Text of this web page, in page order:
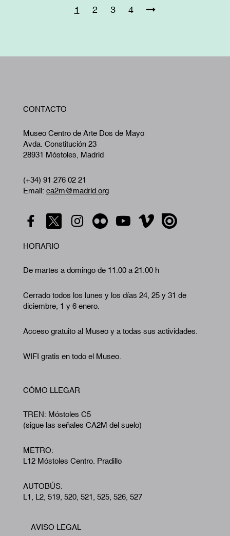
PÁGINA
1 PÁGINA
2 PÁGINA
3 PÁGINA
4
CONTACTO
Museo Centro de Arte Dos de Mayo
Avda. Constitución 23
28931 Móstoles, Madrid
(+34) 91 276 02 21
Email: ca2m@madrid.org
HORARIO
De martes a domingo de 11:00 a 21:00 h
Cerrado todos los lunes y los días 24, 25 y 31 de
diciembre, 1 y 6 enero.
Acceso gratuito al Museo y a todas sus actividades.
WIFI gratis en todo el Museo.
CÓMO LLEGAR
TREN: Móstoles C5
(sigue las señales CA2M del suelo)
METRO:
L12 Móstoles Centro. Pradillo
AUTOBÚS:
L1, L2, 519, 520, 521, 525, 526, 527
Footer
AVISO LEGAL